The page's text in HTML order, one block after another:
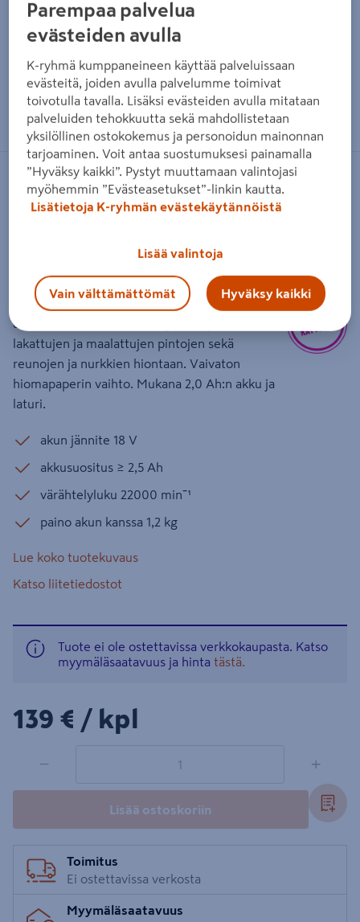
Zoomaa kuvaa sormilla kosketusnäytöllä
Akkukärkihiomakone Bosch
BOSCH GREEN
502573892 EAN-koodi:4053423245653
Kompakti ja monipuolinen 18 V:n
akkukärkihiomakone lehti- ja havupuun,
lakattujen ja maalattujen pintojen sekä
reunojen ja nurkkien hiontaan. Vaivaton
hiomapaperin vaihto. Mukana 2,0 Ah:n akku ja
laturi.
akun jännite 18 V
akkusuositus ≥ 2,5 Ah
värähtelyluku 22000 minˉ¹
paino akun kanssa 1,2 kg
Lue koko tuotekuvaus
Katso liitetiedostot
Tuote ei ole ostettavissa verkkokaupasta. Katso
myymäläsaatavuus ja hinta tästä.
139€/kpl
139 € / kpl
− +
Lisää ostoskoriin
Toimitus
Ei ostettavissa verkosta
Myymäläsaatavuus
Parempaa palvelua
evästeiden avulla
K-ryhmä kumppaneineen käyttää palveluissaan
evästeitä, joiden avulla palvelumme toimivat
toivotulla tavalla. Lisäksi evästeiden avulla mitataan
palveluiden tehokkuutta sekä mahdollistetaan
yksilöllinen ostokokemus ja personoidun mainonnan
tarjoaminen. Voit antaa suostumuksesi painamalla
”Hyväksy kaikki”. Pystyt muuttamaan valintojasi
myöhemmin ”Evästeasetukset”-linkin kautta.
Lisätietoja K-ryhmän evästekäytännöistä
Lisää valintoja
Vain välttämättömät Hyväksy kaikki